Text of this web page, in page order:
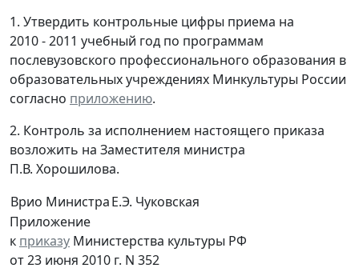
1. Утвердить контрольные цифры приема на
2010 - 2011 учебный год по программам
послевузовского профессионального образования в
образовательных учреждениях Минкультуры России
согласно приложению.
2. Контроль за исполнением настоящего приказа
возложить на Заместителя министра
П.В. Хорошилова.
Врио МинистраЕ.Э. Чуковская
Приложение
к приказу Министерства культуры РФ
от 23 июня 2010 г. N 352